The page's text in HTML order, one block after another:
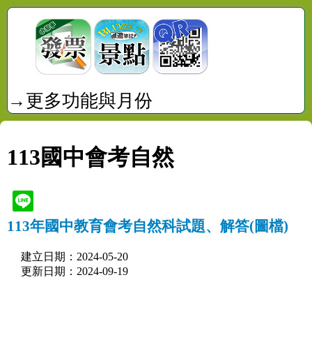
→更多功能與月份
113國中會考自然
113年國中教育會考自然科試題、解答(圖檔)
建立日期：2024-05-20
更新日期：2024-09-19